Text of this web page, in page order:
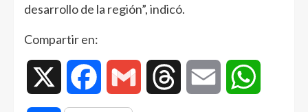
desarrollo de la región”, indicó.
Compartir en:
Facebook Gmail Threads Email